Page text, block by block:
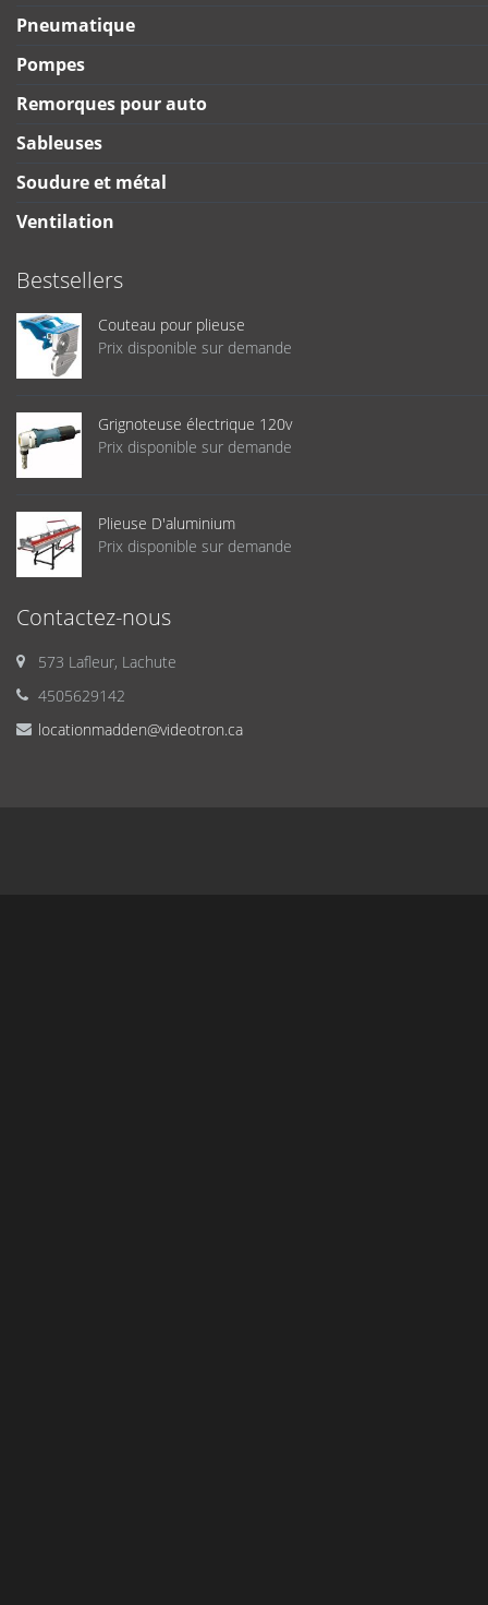
Pneumatique
Pompes
Remorques pour auto
Sableuses
Soudure et métal
Ventilation
Bestsellers
Couteau pour plieuse
Prix disponible sur demande
Grignoteuse électrique 120v
Prix disponible sur demande
Plieuse D'aluminium
Prix disponible sur demande
Contactez-nous
573 Lafleur, Lachute
4505629142
locationmadden@videotron.ca